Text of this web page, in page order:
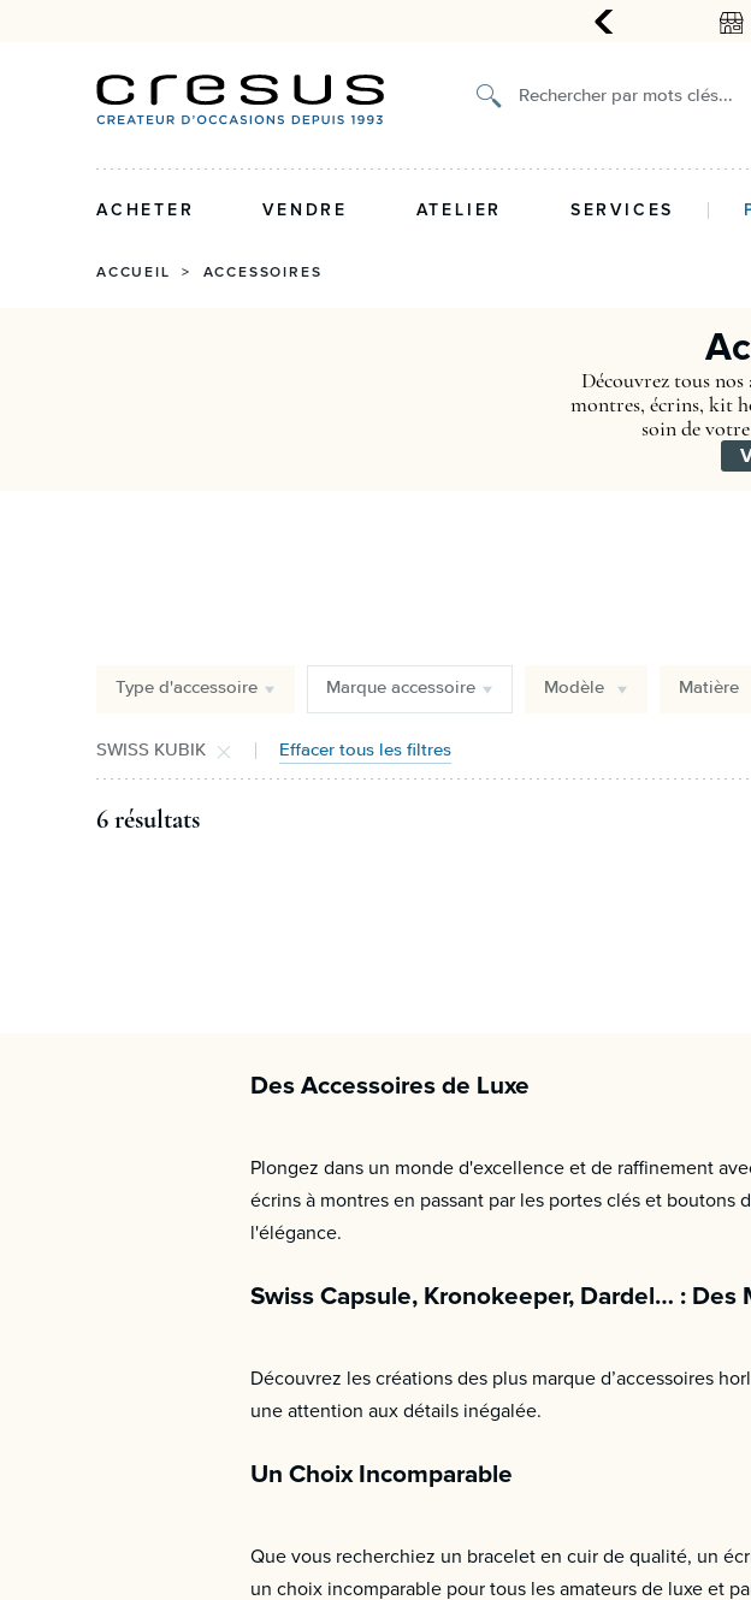
Authenticité certifiée et garantie 2 ans
Rechercher par mots clés...
ACHETER VENDRE ATELIER SERVICES
ACCUEIL > ACCESSOIRES
Découvrez tous nos
montres, écrins, kit
soin de
Type d'accessoire Marque accessoire Modèle Matière
SWISS KUBIK Effacer tous les filtres
6 résultats
Des Accessoires de Luxe
Plongez dans un monde d'excellence et de raffinement
écrins à montres en passant par les portes clés et
l'élégance.
Swiss Capsule, Kronokeeper, Dardel… : Des
Découvrez les créations des plus marque d’accessoires
une attention aux détails inégalée.
Un Choix Incomparable
Que vous recherchiez un bracelet en cuir de qualité, un
un choix incomparable pour tous les amateurs de luxe et